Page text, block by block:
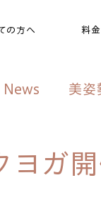
の方へ 料
News 美姿
ヨガ